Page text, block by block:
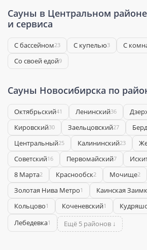
Сауны в Центральном
и сервиса
С бассейном23 С купелью3 С
Со своей едой9
Сауны Новосибирска по
Октябрьский41 Ленинский36
Кировский30 Заельцовский27
Центральный25 Калининский23
Советский16 Первомайский7
8 Марта2 Краснообск2 Мочище2
Золотая Нива Метро1 Каинская
Кольцово1 Коченевский1
Лебедевка1 Ещё 5 районов ↓